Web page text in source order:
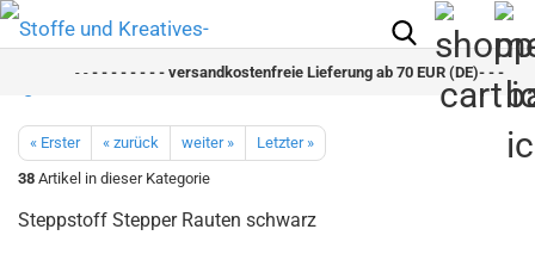
- -- - - - - - - - versandkostenfreie Lieferung ab 70 EUR (DE)- - - - - -
« Erster « zurück weiter »
Letzter »
38 Artikel in dieser Kategorie
Steppstoff Stepper Rauten schwarz